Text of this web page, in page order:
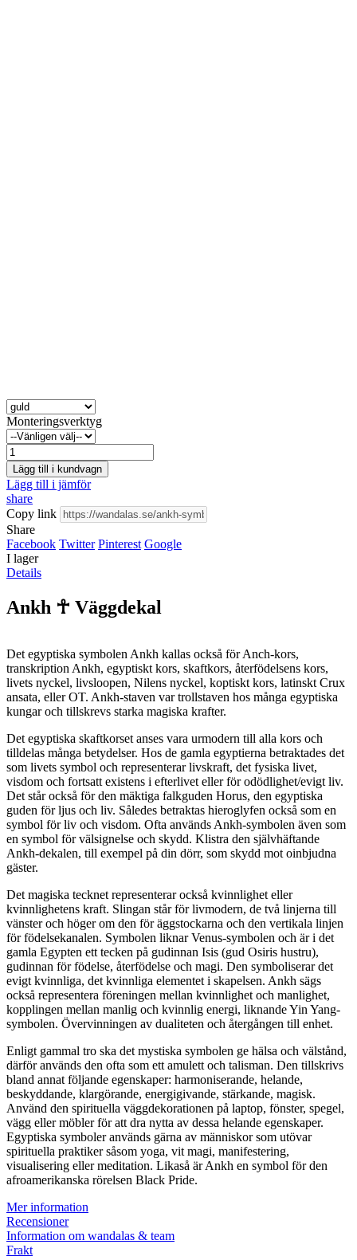
Monteringsverktyg
Lägg till i kundvagn
Lägg till i jämför
share
Copy link
Share
Facebook Twitter Pinterest Google
I lager
Details
Ankh ☥ Väggdekal
Det egyptiska symbolen Ankh kallas också för Anch-kors,
transkription Ankh, egyptiskt kors, skaftkors, återfödelsens kors,
livets nyckel, livsloopen, Nilens nyckel, koptiskt kors, latinskt Crux
ansata, eller OT. Ankh-staven var trollstaven hos många egyptiska
kungar och tillskrevs starka magiska krafter.
Det egyptiska skaftkorset anses vara urmodern till alla kors och
tilldelas många betydelser. Hos de gamla egyptierna betraktades det
som livets symbol och representerar livskraft, det fysiska livet,
visdom och fortsatt existens i efterlivet eller för odödlighet/evigt liv.
Det står också för den mäktiga falkguden Horus, den egyptiska
guden för ljus och liv. Således betraktas hieroglyfen också som en
symbol för liv och visdom. Ofta används Ankh-symbolen även som
en symbol för välsignelse och skydd. Klistra den självhäftande
Ankh-dekalen, till exempel på din dörr, som skydd mot oinbjudna
gäster.
Det magiska tecknet representerar också kvinnlighet eller
kvinnlighetens kraft. Slingan står för livmodern, de två linjerna till
vänster och höger om den för äggstockarna och den vertikala linjen
för födelsekanalen. Symbolen liknar Venus-symbolen och är i det
gamla Egypten ett tecken på gudinnan Isis (gud Osiris hustru),
gudinnan för födelse, återfödelse och magi. Den symboliserar det
evigt kvinnliga, det kvinnliga elementet i skapelsen. Ankh sägs
också representera föreningen mellan kvinnlighet och manlighet,
kopplingen mellan manlig och kvinnlig energi, liknande Yin Yang-
symbolen. Övervinningen av dualiteten och återgången till enhet.
Enligt gammal tro ska det mystiska symbolen ge hälsa och välstånd,
därför används den ofta som ett amulett och talisman. Den tillskrivs
bland annat följande egenskaper: harmoniserande, helande,
beskyddande, klargörande, energigivande, stärkande, magisk.
Använd den spirituella väggdekorationen på laptop, fönster, spegel,
vägg eller möbler för att dra nytta av dessa helande egenskaper.
Egyptiska symboler används gärna av människor som utövar
spirituella praktiker såsom yoga, vit magi, manifestering,
visualisering eller meditation. Likaså är Ankh en symbol för den
afroamerikanska rörelsen Black Pride.
Mer information
Recensioner
Information om wandalas & team
Frakt